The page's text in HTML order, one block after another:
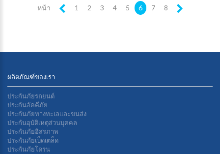
หน้า 1 2 3 4 5 6 7 8
ผลิตภัณฑ์ของเรา
ประกันภัยรถยนต์
ประกันอัคคีภัย
ประกันภัยทางทะเลเเละขนส่ง
ประกันอุบัติเหตุส่วนบุคคล
ประกันภัยอิสรภาพ
ประกันภัยเบ็ดเตล็ด
ประกันภัยโดรน